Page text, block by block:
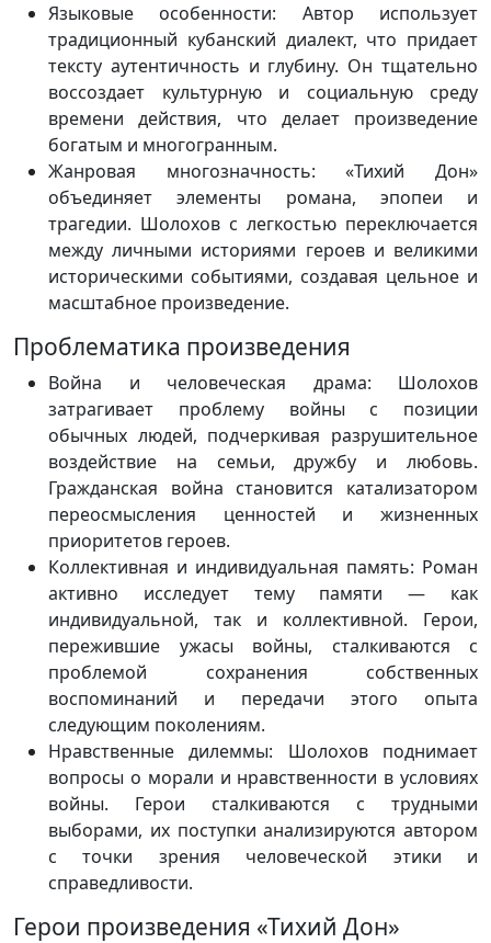
Языковые особенности: Автор использует
традиционный кубанский диалект, что придает
тексту аутентичность и глубину. Он тщательно
воссоздает культурную и социальную среду
времени действия, что делает произведение
богатым и многогранным.
Жанровая многозначность: «Тихий Дон»
объединяет элементы романа, эпопеи и
трагедии. Шолохов с легкостью переключается
между личными историями героев и великими
историческими событиями, создавая цельное и
масштабное произведение.
Проблематика произведения
Война и человеческая драма: Шолохов
затрагивает проблему войны с позиции
обычных людей, подчеркивая разрушительное
воздействие на семьи, дружбу и любовь.
Гражданская война становится катализатором
переосмысления ценностей и жизненных
приоритетов героев.
Коллективная и индивидуальная память: Роман
активно исследует тему памяти — как
индивидуальной, так и коллективной. Герои,
пережившие ужасы войны, сталкиваются с
проблемой сохранения собственных
воспоминаний и передачи этого опыта
следующим поколениям.
Нравственные дилеммы: Шолохов поднимает
вопросы о морали и нравственности в условиях
войны. Герои сталкиваются с трудными
выборами, их поступки анализируются автором
с точки зрения человеческой этики и
справедливости.
Герои произведения «Тихий Дон»